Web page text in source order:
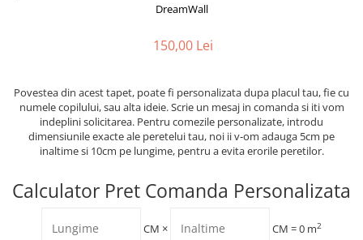
DreamWall
150,00 Lei
Povestea din acest tapet, poate fi personalizata dupa placul tau, fie cu
numele copilului, sau alta ideie. Scrie un mesaj in comanda si iti vom
indeplini solicitarea. Pentru comezile personalizate, introdu
dimensiunile exacte ale peretelui tau, noi ii v-om adauga 5cm pe
inaltime si 10cm pe lungime, pentru a evita erorile peretilor.
Calculator Pret Comanda Personalizata
CM × CM =0 m2